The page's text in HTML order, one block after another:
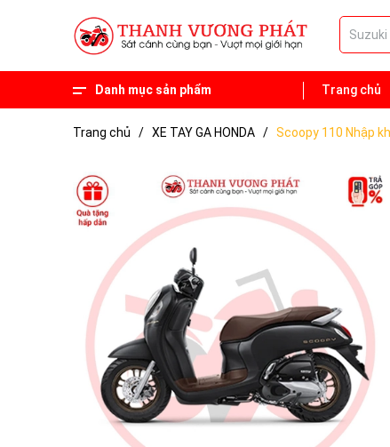
Danh mục sản phẩm Trang chủ
Trang chủ / XE TAY GA HONDA / Scoopy 110 Nhập